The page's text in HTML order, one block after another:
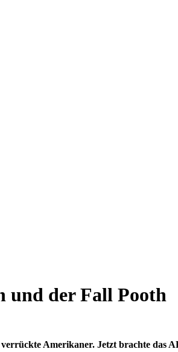
und der Fall Pooth
Amerikaner. Jetzt brachte